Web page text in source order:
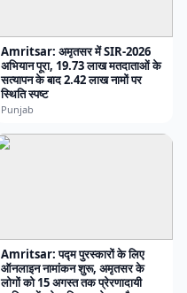
Amritsar: अमृतसर में SIR-2026
अभियान पूरा, 19.73 लाख मतदाताओं के
सत्यापन के बाद 2.42 लाख नामों पर
स्थिति स्पष्ट
Punjab
Amritsar: पद्म पुरस्कारों के लिए
ऑनलाइन नामांकन शुरू, अमृतसर के
लोगों को 15 अगस्त तक प्रेरणादायी